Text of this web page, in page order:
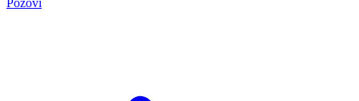
Pozovi